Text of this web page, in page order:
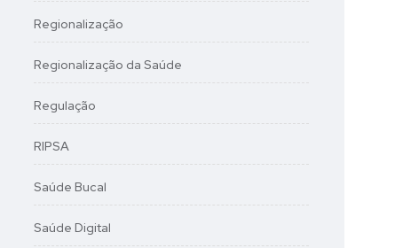
Regionalização
Regionalização da Saúde
Regulação
RIPSA
Saúde Bucal
Saúde Digital